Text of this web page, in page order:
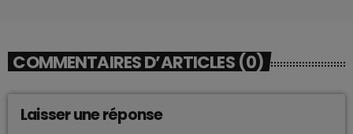
COMMENTAIRES D’ARTICLES (0)
Laisser une réponse